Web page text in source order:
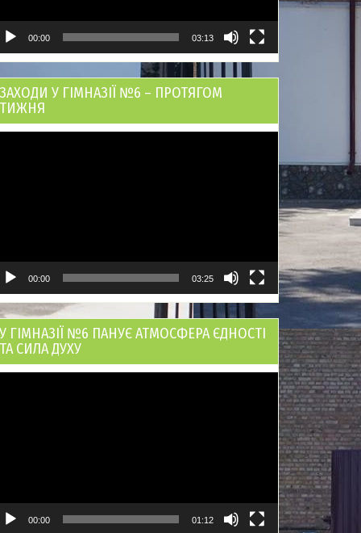
00:00 03:13
ЗАХОДИ У ГІМНАЗІЇ №6 – ПРОТЯГОМ
ТИЖНЯ
00:00 03:25
У ГІМНАЗІЇ №6 ПАНУЄ АТМОСФЕРА ЄДНОСТІ
ТА СИЛА ДУХУ
00:00 01:12